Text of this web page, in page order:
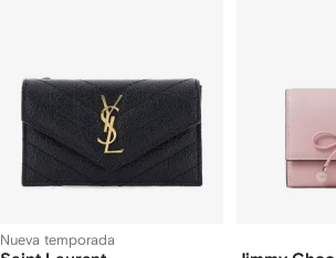
Nueva temporada